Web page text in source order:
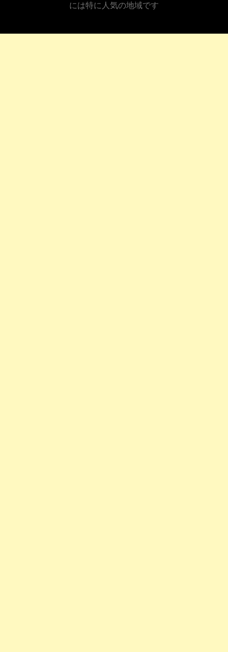
には特に人気の地域です